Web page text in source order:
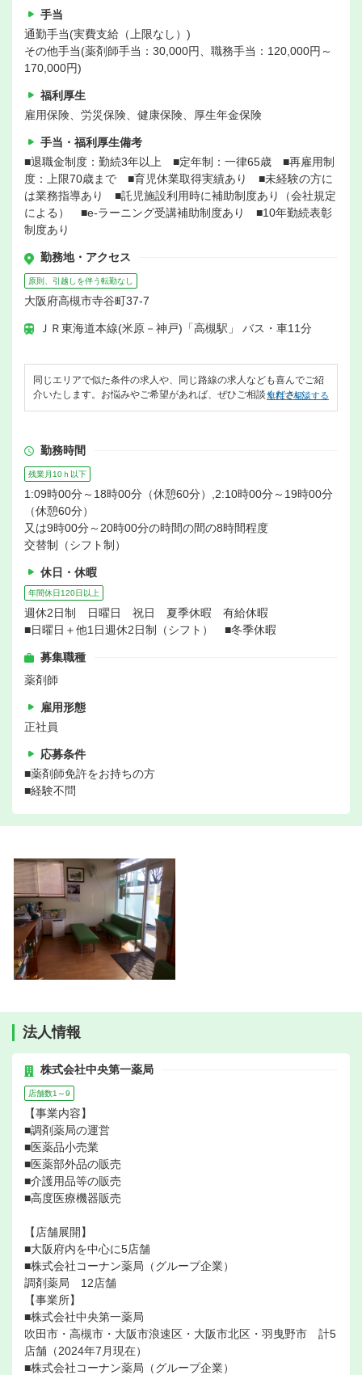
手当
通勤手当(実費支給（上限なし）)
その他手当(薬剤師手当：30,000円、職務手当：120,000円～
170,000円)
福利厚生
雇用保険、労災保険、健康保険、厚生年金保険
手当・福利厚生備考
■退職金制度：勤続3年以上 ■定年制：一律65歳 ■再雇用制
度：上限70歳まで ■育児休業取得実績あり ■未経験の方に
は業務指導あり ■託児施設利用時に補助制度あり（会社規定
による） ■e‐ラーニング受講補助制度あり ■10年勤続表彰
制度あり
勤務地・アクセス
原則、引越しを伴う転勤なし
大阪府高槻市寺谷町37-7
ＪＲ東海道本線(米原－神戸)「高槻駅」 バス・車11分
同じエリアで似た条件の求人や、同じ路線の求人なども喜んでご紹
介いたします。お悩みやご希望があれば、ぜひご相談ください。
無料で相談する
勤務時間
残業月10ｈ以下
1:09時00分～18時00分（休憩60分）,2:10時00分～19時00分
（休憩60分）
又は9時00分～20時00分の時間の間の8時間程度
交替制（シフト制）
休日・休暇
年間休日120日以上
週休2日制 日曜日 祝日 夏季休暇 有給休暇
■日曜日＋他1日週休2日制（シフト） ■冬季休暇
募集職種
薬剤師
雇用形態
正社員
応募条件
■薬剤師免許をお持ちの方
■経験不問
法人情報
株式会社中央第一薬局
店舗数1～9
【事業内容】
■調剤薬局の運営
■医薬品小売業
■医薬部外品の販売
■介護用品等の販売
■高度医療機器販売
【店舗展開】
■大阪府内を中心に5店舗
■株式会社コーナン薬局（グループ企業）
調剤薬局 12店舗
【事業所】
■株式会社中央第一薬局
吹田市・高槻市・大阪市浪速区・大阪市北区・羽曳野市 計5
店舗（2024年7月現在）
■株式会社コーナン薬局（グループ企業）